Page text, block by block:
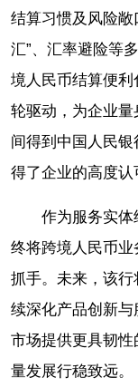
结算习惯及风险敞
汇”、汇率避险等
境人民币结算便利
轮驱动，为企业
间得到中国人民
得了企业的高度认
作为服务实
终将跨境人民币业
抓手。未来，该
续深化产品创新
市场提供更具韧
量发展行稳致远。